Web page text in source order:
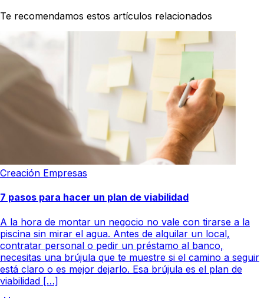
Te recomendamos estos artículos relacionados
Creación Empresas
7 pasos para hacer un plan de viabilidad
A la hora de montar un negocio no vale con tirarse a la
piscina sin mirar el agua. Antes de alquilar un local,
contratar personal o pedir un préstamo al banco,
necesitas una brújula que te muestre si el camino a seguir
está claro o es mejor dejarlo. Esa brújula es el plan de
viabilidad […]